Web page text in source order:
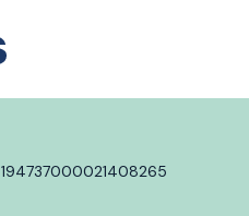
194737000021408265